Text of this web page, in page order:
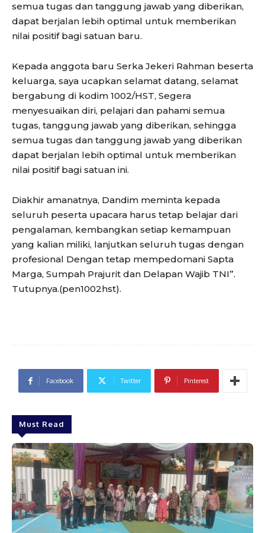
semua tugas dan tanggung jawab yang diberikan,
dapat berjalan lebih optimal untuk memberikan
nilai positif bagi satuan baru.
Kepada anggota baru Serka Jekeri Rahman beserta
keluarga, saya ucapkan selamat datang, selamat
bergabung di kodim 1002/HST, Segera
menyesuaikan diri, pelajari dan pahami semua
tugas, tanggung jawab yang diberikan, sehingga
semua tugas dan tanggung jawab yang diberikan
dapat berjalan lebih optimal untuk memberikan
nilai positif bagi satuan ini.
Diakhir amanatnya, Dandim meminta kepada
seluruh peserta upacara harus tetap belajar dari
pengalaman, kembangkan setiap kemampuan
yang kalian miliki, lanjutkan seluruh tugas dengan
profesional Dengan tetap mempedomani Sapta
Marga, Sumpah Prajurit dan Delapan Wajib TNI”.
Tutupnya.(pen1002hst).
Facebook Twitter Pinterest
Must Read